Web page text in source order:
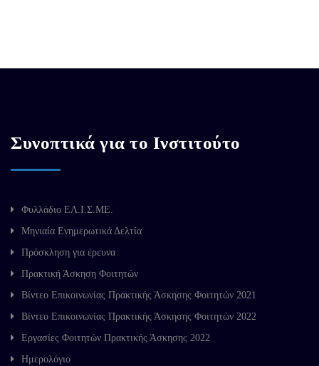
Συνοπτικά για το Ινστιτούτο
Φυλλάδιο ΕΛ.Ι.Σ.ΜΕ.
Μηνιαία Ενημερωτικά Δελτία
Πρόσκληση για έρευνα
Πρακτική Άσκηση Φοιτητών
Βίντεο Επικοινωνίας Πρακτικής Άσκησης Φοιτητών 2021
Βίντεο Επικοινωνίας Πρακτικής Άσκησης Φοιτητών 2022
Εργασίες Φοιτητών Πρακτικής Άσκησης 2022
Ημερολόγιο